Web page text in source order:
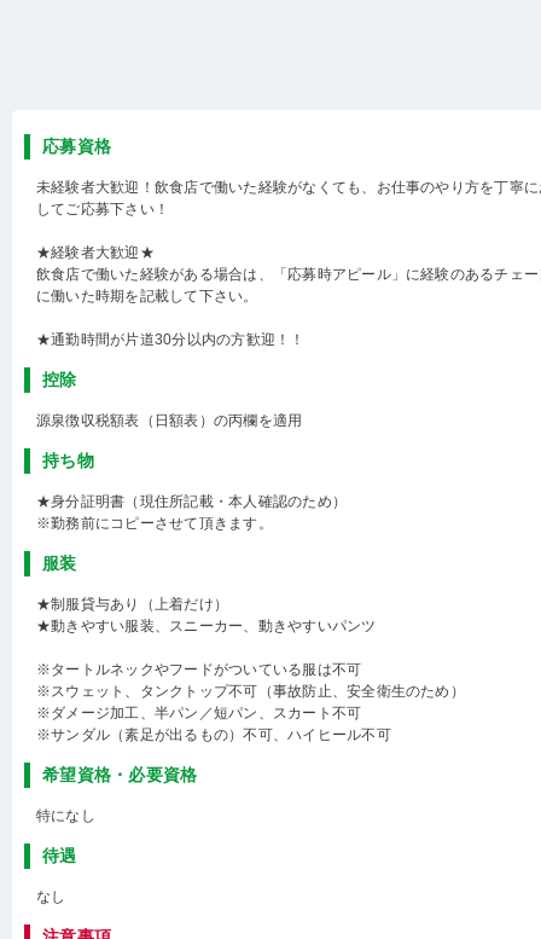
応募資格
未経験者大歓迎！飲食店で働いた経験がなくても、お仕事のやり方を丁寧
してご応募下さい！
★経験者大歓迎★
飲食店で働いた経験がある場合は、「応募時アピール」に経験のあるチェ
に働いた時期を記載して下さい。
★通勤時間が片道30分以内の方歓迎！！
控除
源泉徴収税額表（日額表）の丙欄を適用
持ち物
★身分証明書（現住所記載・本人確認のため）
※勤務前にコピーさせて頂きます。
服装
★制服貸与あり（上着だけ）
★動きやすい服装、スニーカー、動きやすいパンツ
※タートルネックやフードがついている服は不可
※スウェット、タンクトップ不可（事故防止、安全衛生のため）
※ダメージ加工、半パン／短パン、スカート不可
※サンダル（素足が出るもの）不可、ハイヒール不可
希望資格・必要資格
特になし
待遇
なし